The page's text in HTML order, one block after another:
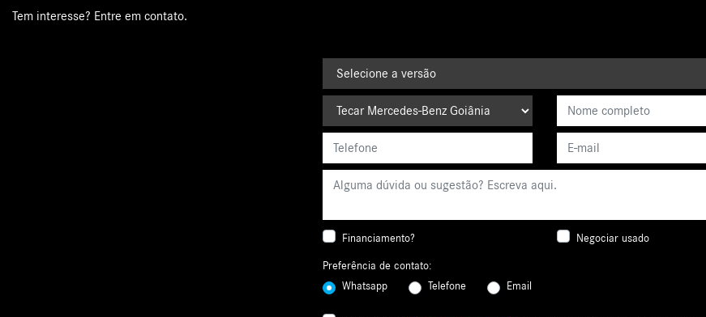
Tem interesse? Entre em contato.
Financiamento? Negociar usado
Preferência de contato:
Whatsapp
Telefone Email